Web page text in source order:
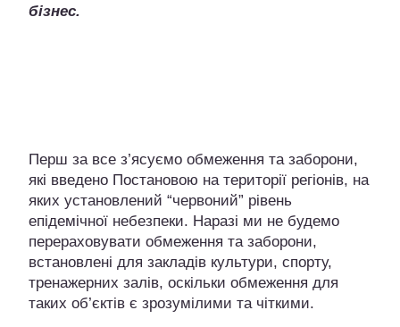
бізнес.
Перш за все з’ясуємо обмеження та заборони,
які введено Постановою на території регіонів, на
яких установлений “червоний” рівень
епідемічної небезпеки. Наразі ми не будемо
перераховувати обмеження та заборони,
встановлені для закладів культури, спорту,
тренажерних залів, оскільки обмеження для
таких об’єктів є зрозумілими та чіткими.